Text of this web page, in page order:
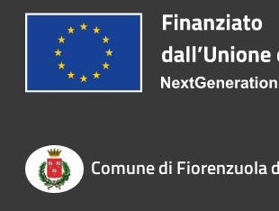
Comune di Fiorenzuola